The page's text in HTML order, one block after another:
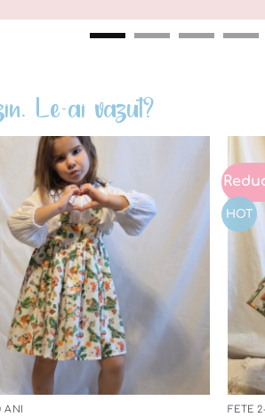
Le-ai vazut?
ANI
HOT
FETE